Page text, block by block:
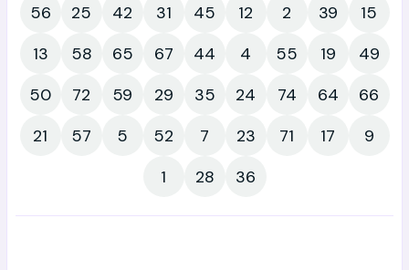
56
25 42 31 45 12 2 39
15
13
58 65 67 44 4 55 19
49
50
72 59 29 35 24 74 64
66
21
57 5 52 7 23 71 17
9
1
28 36